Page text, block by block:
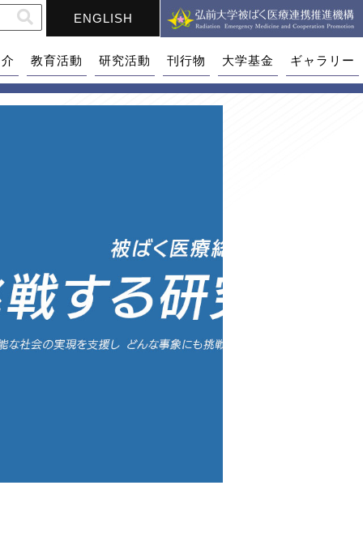
ENGLISH
教育活動 研究活動 刊行物 大学基金 ギャラリー